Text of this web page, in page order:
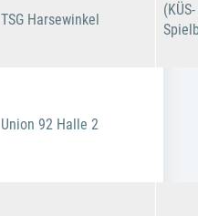
TSG Harsewinkel
(KÜS-
Union 92 Halle 2